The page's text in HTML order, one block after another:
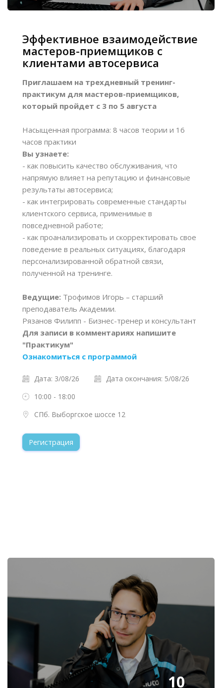
Эффективное взаимодействие
мастеров-приемщиков с
клиентами автосервиса
Приглашаем на трехдневный тренинг-
практикум для мастеров-приемщиков,
который пройдет с 3 по 5 августа
Насыщенная программа: 8 часов теории и 16
часов практики
Вы узнаете:
- как повысить качество обслуживания, что
напрямую влияет на репутацию и финансовые
результаты автосервиса;
- как интегрировать современные стандарты
клиентского сервиса, применимые в
повседневной работе;
- как проанализировать и скорректировать свое
поведение в реальных ситуациях, благодаря
персонализированной обратной связи,
полученной на тренинге.
Ведущие: Трофимов Игорь – старший
преподаватель Академии.
Рязанов Филипп - Бизнес-тренер и консультант
Для записи в комментариях напишите
"Практикум"
Ознакомиться с программой
Дата: 3/08/26
Дата окончания: 5/08/26
10:00 - 18:00
СПб. Выборгское шоссе 12
Регистрация
10